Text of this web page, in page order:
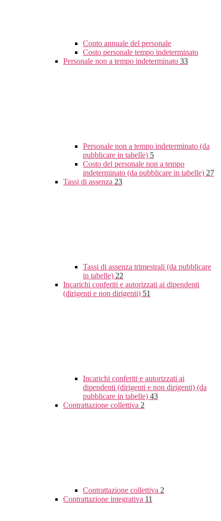
Conto annuale del personale
Costo personale tempo indeterminato
Personale non a tempo indeterminato 33
Personale non a tempo indeterminato (da
pubblicare in tabelle) 5
Costo del personale non a tempo
indeterminato (da pubblicare in tabelle) 27
Tassi di assenza 23
Tassi di assenza trimestrali (da pubblicare
in tabelle) 22
Incarichi conferiti e autorizzati ai dipendenti
(dirigenti e non dirigenti) 51
Incarichi conferiti e autorizzati ai
dipendenti (dirigenti e non dirigenti) (da
pubblicare in tabelle) 43
Contrattazione collettiva 2
Contrattazione collettiva 2
Contrattazione integrativa 11